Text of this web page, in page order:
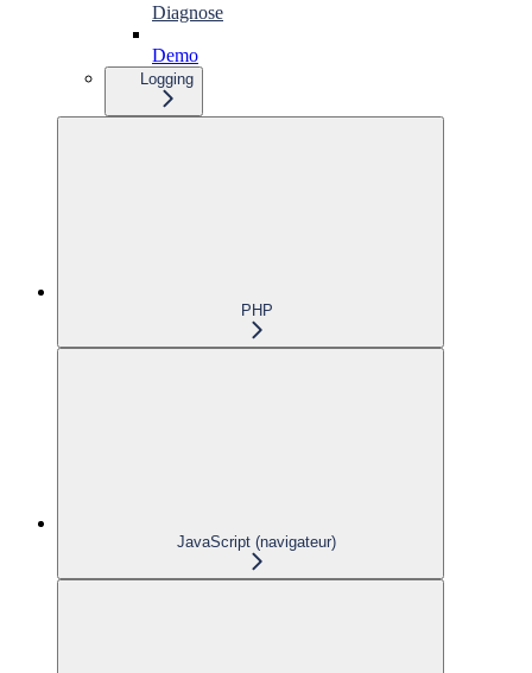
Diagnose
Demo
Logging
PHP
JavaScript (navigateur)